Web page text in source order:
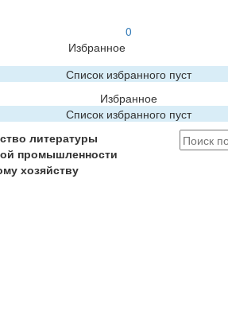
0
Избранное
Список избранного пуст
Избранное
Список избранного пуст
литературы
промышленности
хозяйству